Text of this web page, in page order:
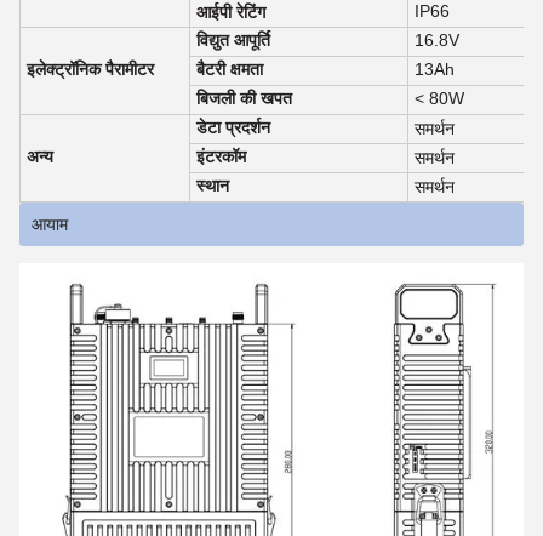
आईपी रेटिंग
IP66
इलेक्ट्रॉनिक पैरामीटर
विद्युत आपूर्ति
16.8V
बैटरी क्षमता
13Ah
बिजली की खपत
< 80W
अन्य
डेटा प्रदर्शन
समर्थन
इंटरकॉम
समर्थन
स्थान
समर्थन
आयाम